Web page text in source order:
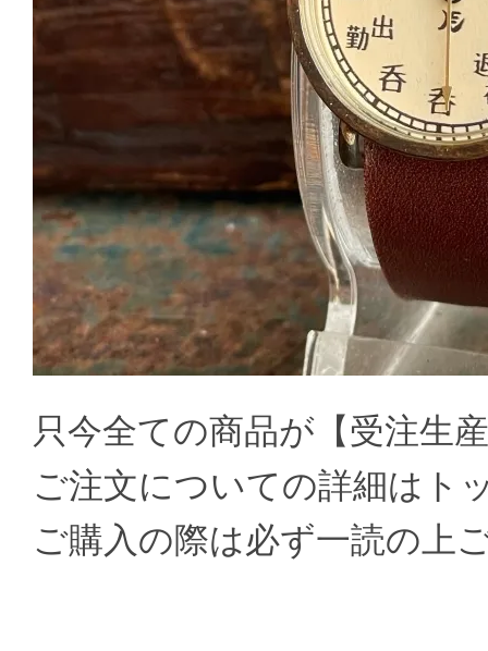
只今全ての商品が【受注生
ご注文についての詳細はト
ご購入の際は必ず一読の上